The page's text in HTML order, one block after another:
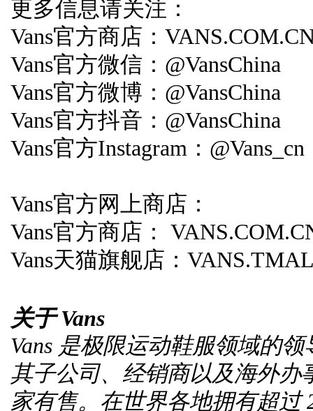
更多信息请关注：
Vans官方商店：
Vans官方微信：@VansChina
Vans官方微博：@VansChina
Vans官方抖音：@VansChina
Vans官方Instagram：@Vans_cn
Vans官方网上商店：
Vans官方商店：
Vans天猫旗舰店：
关于 Vans
Vans 是极限运动鞋服领域的
其子公司、经销商以及海外办
家有售。在世界各地拥有超过